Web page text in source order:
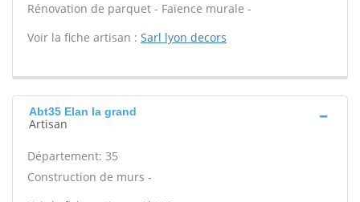
Rénovation de parquet - Faïence murale -
Voir la fiche artisan : Sarl lyon decors
Abt35 Elan la grand
Artisan
Département: 35
Construction de murs -